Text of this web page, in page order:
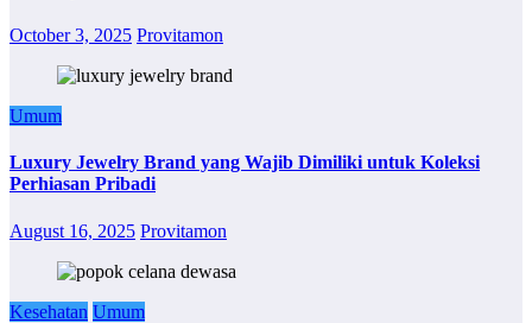
October 3, 2025 Provitamon
Umum
Luxury Jewelry Brand yang Wajib Dimiliki untuk Koleksi
Perhiasan Pribadi
August 16, 2025 Provitamon
Kesehatan Umum